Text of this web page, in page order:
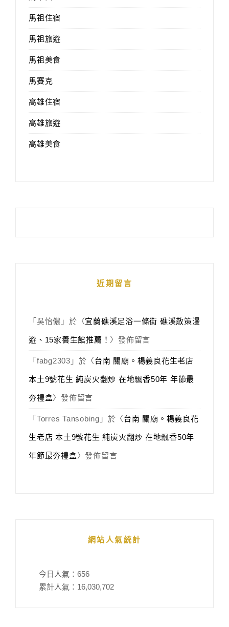
馬祖住宿
馬祖旅遊
馬祖美食
馬賽克
高雄住宿
高雄旅遊
高雄美食
近期留言
「 吳怡儂 」於〈宜蘭礁溪足浴一條街 礁溪散策漫
遊、15家養生館推薦！ 〉發佈留言
「 fabg2303 」於〈台南 關廟。楊義良花生老店
本土9號花生 純炭火翻炒 在地飄香50年 年節最
夯禮盒〉發佈留言
「 Torres Tansobing 」於〈台南 關廟。楊義良花
生老店 本土9號花生 純炭火翻炒 在地飄香50年
年節最夯禮盒〉發佈留言
網站人氣統計
今日人氣： 656
累計人氣： 16,030,702